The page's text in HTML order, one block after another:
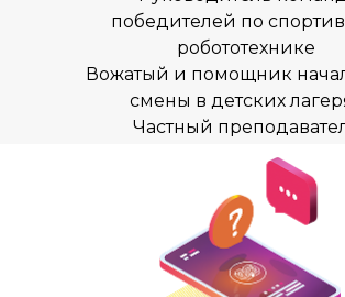
победителей по
робототехнике
Вожатый и помощник
смены в детских
Частный
Контакты
Сведения об образовательной
press@inginirium-tn.ru